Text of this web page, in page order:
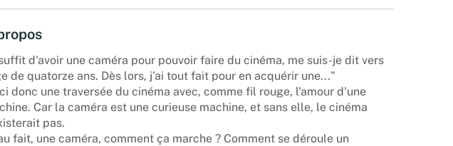
d'avoir une caméra pour pouvoir faire du cinéma, me suis-je dit vers
de quatorze ans. Dès lors, j'ai tout fait pour en acquérir une..."
donc une traversée du cinéma avec, comme fil rouge, l'amour d'une
Car la caméra est une curieuse machine, et sans elle, le cinéma
pas.
fait, une caméra, comment ça marche ? Comment se déroule un